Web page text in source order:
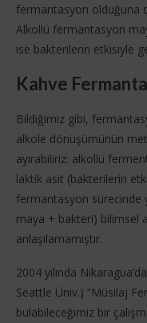
fermantasyon olduğuna
Alkollü fermantasyon
ise bakterilerin etkisiyle
Kahve
Bildiğimiz gibi,
alkole dönüşümünün
ayırabiliriz: alkollü
laktik asit (bakterilerin
fermantasyon sürecinde
maya + bakteri) bilimsel
anlaşılamamıştır.
2004 yılında
Seattle Üniv.) “Müsilaj
bulabileceğimiz bir